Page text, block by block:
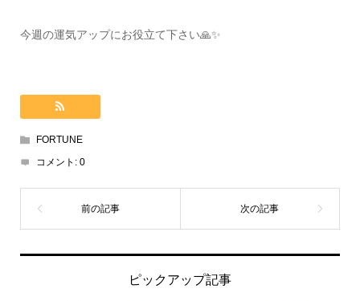
今週の運気アップにお役立て下さい🙏✨
FORTUNE
コメント: 0
ピックアップ記事